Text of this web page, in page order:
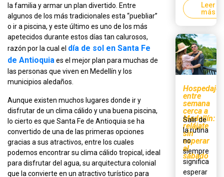
la familia y armar un plan divertido. Entre
algunos de los más tradicionales esta “puebliar”
o ir a piscina, y este último es uno de los más
apetecidos durante estos días tan calurosos,
razón por la cual el día de sol en Santa Fe
de Antioquiaes el mejor plan para muchas de
las personas que viven en Medellín y los
municipios aledaños.
Aunque existen muchos lugares donde ir y
disfrutar de un clima cálido y una buena piscina,
lo cierto es que Santa Fe de Antioquia se ha
convertido de una de las primeras opciones
gracias a sus atractivos, entre los cuales
podemos encontrar su clima cálido tropical, ideal
para disfrutar del agua, su arquitectura colonial
que la convierte en un atractivo turístico para
Leer
más
Hospedaje
entre
semana
cerca a
Medellín:
relájate
sin
esperar
al
sábado
Salir de
la rutina
no
siempre
significa
esperar